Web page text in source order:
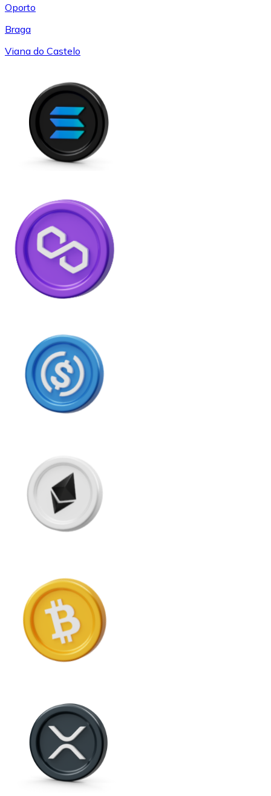
Oporto
Braga
Viana do Castelo